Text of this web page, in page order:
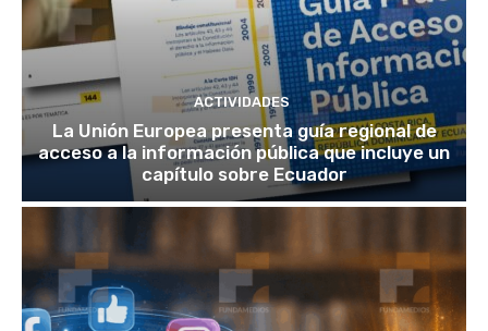
ACTIVIDADES
La Unión Europea presenta guía regional de
acceso a la información pública que incluye un
capítulo sobre Ecuador